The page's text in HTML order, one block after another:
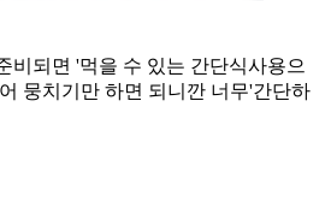
비되면 '먹을 수 있는 간단식사용으
뭉치기만 하면 되니깐 너무'간단하